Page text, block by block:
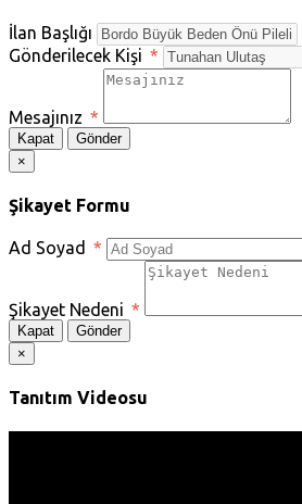
İlan Başlığı
Gönderilecek Kişi *
Mesajınız *
Kapat
Gönder
×
Şikayet Formu
Ad Soyad *
Şikayet Nedeni *
Kapat
Gönder
×
Tanıtım Videosu